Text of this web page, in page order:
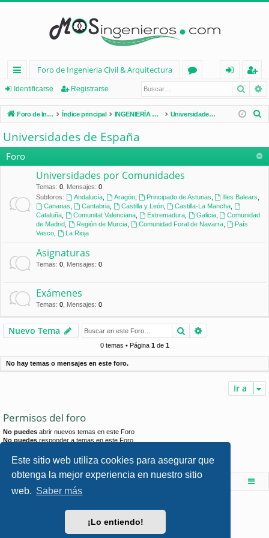
Este sitio web utiliza cookies para asegurar que
obtenga la mejor experiencia en nuestro sitio
web. Saber más
¡Lo entiendo!
nl
ac
es
rá
pi
os
Foro de Ingenieria Civil & Arquitectura
os
nt
ifi
eg
ist
ra
Identificarse Registrarse
Foro de Ingenieria Civil & Arquitectura Índice principal INGENIERÍA CIVIL (España) Universidades de España
a
Universidades de España
Foro
Universidades por Comunidades
Temas: 0 Mensajes: 0
Subforos:
Andalucía, Aragón, Principado de Asturias Illes Balears
Canarias
Cantabria, Castilla y León, Castilla-La Mancha
Cataluña
Comunitat Valenciana, Extremadura, Galicia,
Comunidad
de Madrid
Región de Murcia, Comunidad Foral de Navarra,
País
Vasco
La Rioja
Asignaturas
Temas: 0 Mensajes: 0
Exámenes
Temas: 0 Mensajes: 0
Nuevo Tema Buscar
0 temas • Página 1de 1
No hay temas o mensajes en este foro.
Ir a
Permisos del foro
No puedes abrir nuevos temas en este Foro
No puedes responder a temas en este Foro
No puedesborrar sus mensajes en este Foro
No puedesenviar adjuntos en este Foro
Foro de Ingenieria Civil & Arquitectura
- phpBB 3.3 por MrGaby
Traducción al español por
Privacidad|Condiciones